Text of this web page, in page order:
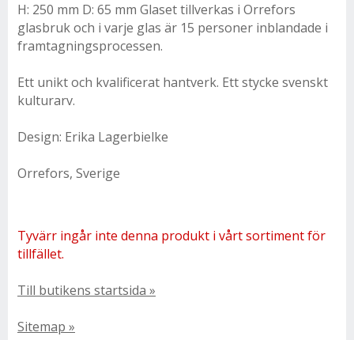
H: 250 mm D: 65 mm Glaset tillverkas i Orrefors
glasbruk och i varje glas är 15 personer inblandade i
framtagningsprocessen.
Ett unikt och kvalificerat hantverk. Ett stycke svenskt
kulturarv.
Design: Erika Lagerbielke
Orrefors, Sverige
Tyvärr ingår inte denna produkt i vårt sortiment för
tillfället.
Till butikens startsida »
Sitemap »